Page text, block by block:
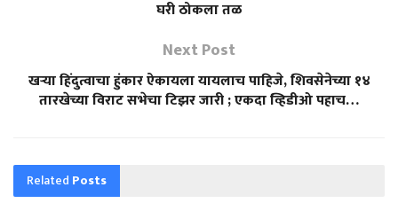
घरी ठोकला तळ
Next Post
खऱ्या हिंदुत्वाचा हुंकार ऐकायला यायलाच पाहिजे, शिवसेनेच्या १४
तारखेच्या विराट सभेचा टिझर जारी ; एकदा व्हिडीओ पहाच…
Related Posts